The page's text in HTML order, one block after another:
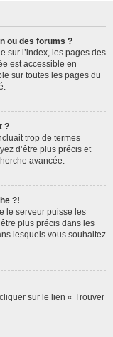
ou des forums ?
sur l’index, les pages des
est accessible en
sur toutes les pages du
?
trop de termes
d’être plus précis et
avancée.
?!
le serveur puisse les
plus précis dans les
lesquels vous souhaitez
sur le lien « Trouver